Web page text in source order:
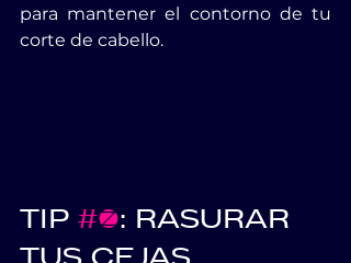
para mantener el contorno de tu
corte de cabello.
TIP #3: RASURAR